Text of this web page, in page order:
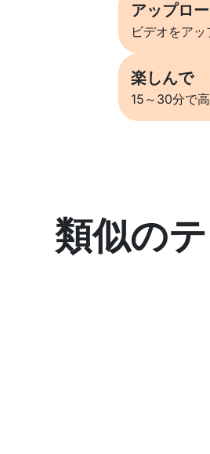
アップロ
ビデオをア
楽しんで
15～30分で
類似の